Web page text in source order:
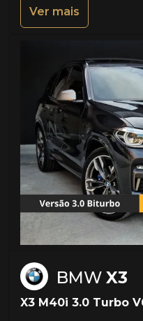
Ver mais
BMW X3
X3 M40i 3.0 Turbo